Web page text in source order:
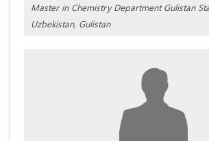
Master in Chemistry Department Gulistan
Uzbekistan, Gulistan